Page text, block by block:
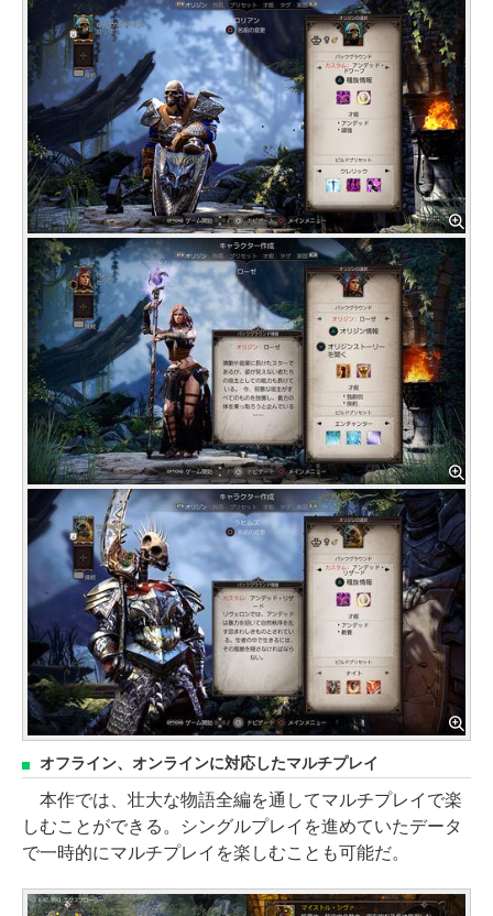
オフライン、オンラインに対応したマルチプレイ
本作では、壮大な物語全編を通してマルチプレイで楽
しむことができる。シングルプレイを進めていたデータ
で一時的にマルチプレイを楽しむことも可能だ。